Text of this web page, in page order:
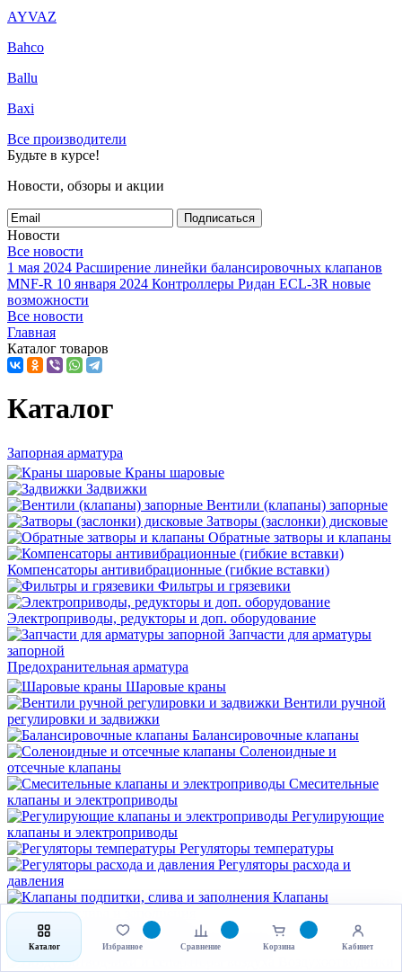
AYVAZ
Bahco
Ballu
Baxi
Все производители
Будьте в курсе!
Новости, обзоры и акции
Подписаться
Новости
Все новости
1 мая 2024 Расширение линейки балансировочных клапанов
MNF-R 10 января 2024 Контроллеры Ридан ECL-3R новые
возможности
Все новости
Главная
Каталог товаров
Каталог
Запорная арматура
Краны шаровые
Задвижки
Вентили (клапаны) запорные
Затворы (заслонки) дисковые
Обратные затворы и клапаны
Компенсаторы антивибрационные (гибкие вставки)
Фильтры и грязевики
Электроприводы, редукторы и доп. оборудование
Запчасти для арматуры
запорной
Предохранительная арматура
Шаровые краны
Вентили ручной
регулировки и задвижки
Балансировочные клапаны
Соленоидные и
отсечные клапаны
Смесительные
клапаны и электроприводы
Регулирующие
клапаны и электроприводы
Регуляторы температуры
Регуляторы расхода и
давления
Клапаны
подпитки, слива и заполнения
Предохранительные, перепускные клапаны
Каталог Избранное Сравнение Корзина Кабинет